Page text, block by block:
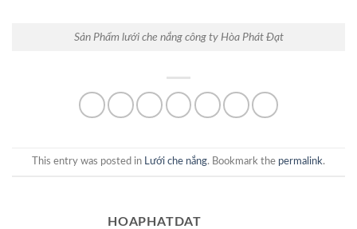
Sản Phẩm lưới che nắng công ty Hòa Phát Đạt
This entry was posted in Lưới che nắng. Bookmark the permalink.
HOAPHATDAT